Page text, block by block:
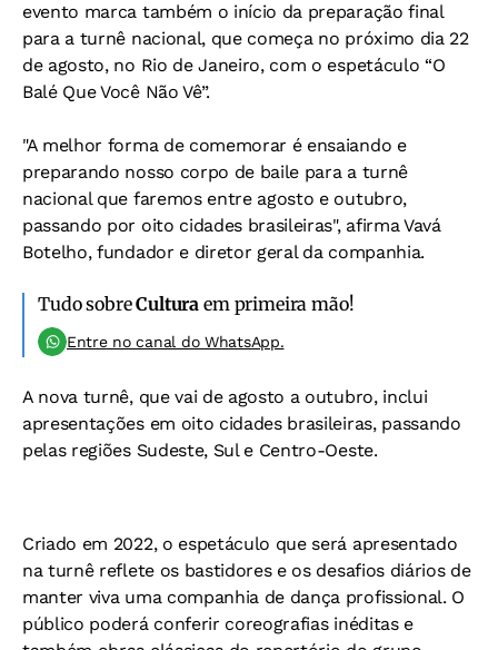
evento marca também o início da preparação final
para a turnê nacional, que começa no próximo dia 22
de agosto, no Rio de Janeiro, com o espetáculo “O
Balé Que Você Não Vê”.
"A melhor forma de comemorar é ensaiando e
preparando nosso corpo de baile para a turnê
nacional que faremos entre agosto e outubro,
passando por oito cidades brasileiras", afirma Vavá
Botelho, fundador e diretor geral da companhia.
Tudo sobreCultura em primeira mão!
Entre no canal do WhatsApp.
A nova turnê, que vai de agosto a outubro, inclui
apresentações em oito cidades brasileiras, passando
pelas regiões Sudeste, Sul e Centro-Oeste.
Criado em 2022, o espetáculo que será apresentado
na turnê reflete os bastidores e os desafios diários de
manter viva uma companhia de dança profissional. O
público poderá conferir coreografias inéditas e